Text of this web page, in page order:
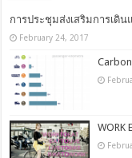
การประชุมส่งเสริมการเดิ
February 24, 2017
WORK